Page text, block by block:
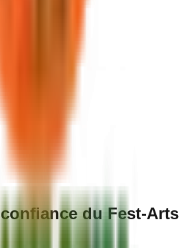
confiance du Fest-Arts